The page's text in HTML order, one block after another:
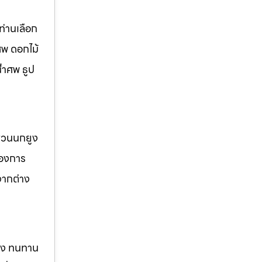
นเลือก
ดอกไม้
ศพ ธูป
นนกยูง
การ
กต่าง
ทนทาน